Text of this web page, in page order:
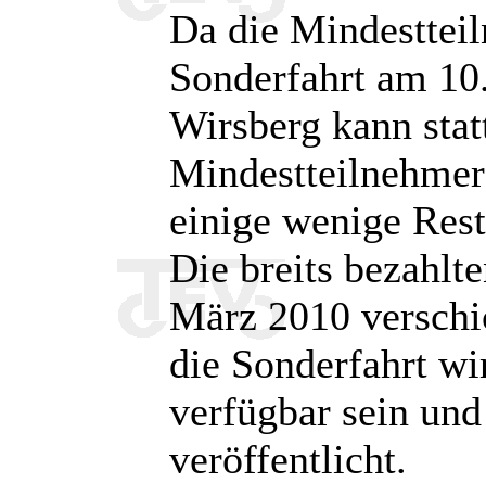
Da die
Sonderfahrt am
Wirsberg kann
einige wenige
Die breits
März 2010
die Sonderfahrt
verfügbar sein
veröffentlicht.